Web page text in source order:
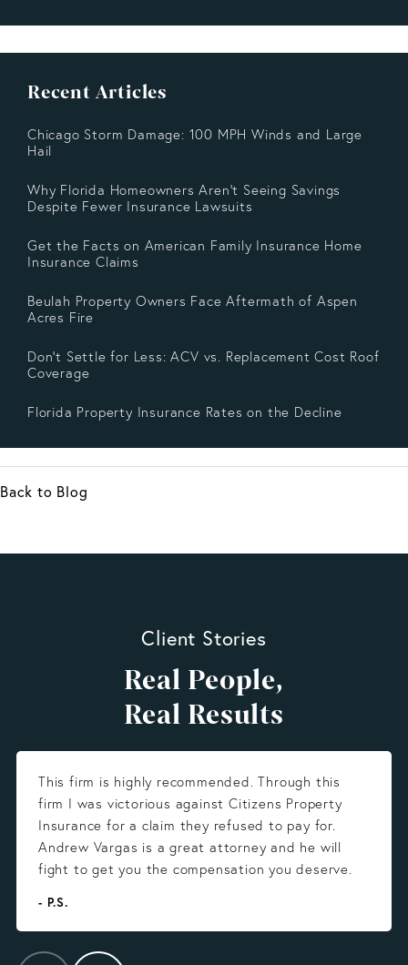
Recent Articles
Chicago Storm Damage: 100 MPH Winds and Large
Hail
Why Florida Homeowners Aren’t Seeing Savings
Despite Fewer Insurance Lawsuits
Get the Facts on American Family Insurance Home
Insurance Claims
Beulah Property Owners Face Aftermath of Aspen
Acres Fire
Don’t Settle for Less: ACV vs. Replacement Cost Roof
Coverage
Florida Property Insurance Rates on the Decline
Back to Blog
Client Stories
Real People,
Real Results
This firm is highly recommended. Through this
firm I was victorious against Citizens Property
Insurance for a claim they refused to pay for.
Andrew Vargas is a great attorney and he will
fight to get you the compensation you deserve.
- P.S.